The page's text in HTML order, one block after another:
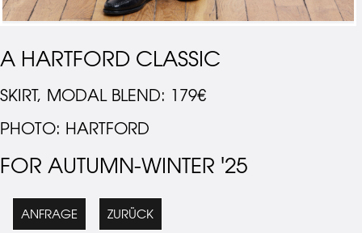
A HARTFORD CLASSIC
SKIRT, MODAL BLEND: 179€
PHOTO: HARTFORD
FOR AUTUMN-WINTER '25
ANFRAGE ZURÜCK